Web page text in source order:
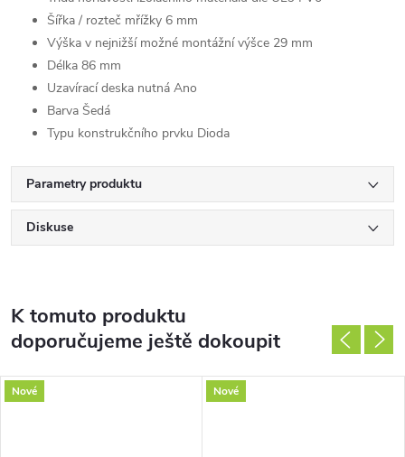
Šířka / rozteč mřížky 6 mm
Výška v nejnižší možné montážní výšce 29 mm
Délka 86 mm
Uzavírací deska nutná Ano
Barva Šedá
Typu konstrukčního prvku Dioda
Parametry produktu
Diskuse
K tomuto produktu
doporučujeme ještě dokoupit
Nové Nové